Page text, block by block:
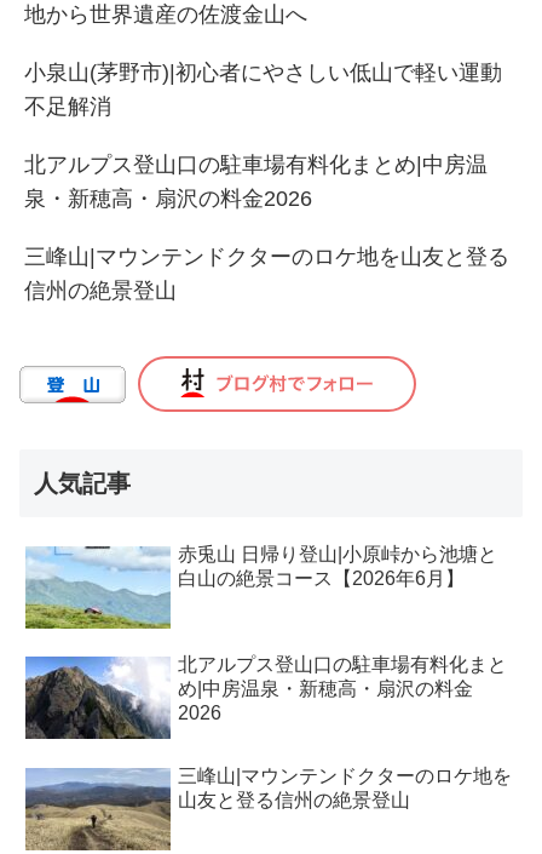
地から世界遺産の佐渡金山へ
小泉山(茅野市)|初心者にやさしい低山で軽い運動
不足解消
北アルプス登山口の駐車場有料化まとめ|中房温
泉・新穂高・扇沢の料金2026
三峰山|マウンテンドクターのロケ地を山友と登る
信州の絶景登山
人気記事
赤兎山 日帰り登山|小原峠から池塘と
白山の絶景コース【2026年6月】
北アルプス登山口の駐車場有料化まと
め|中房温泉・新穂高・扇沢の料金
2026
三峰山|マウンテンドクターのロケ地を
山友と登る信州の絶景登山